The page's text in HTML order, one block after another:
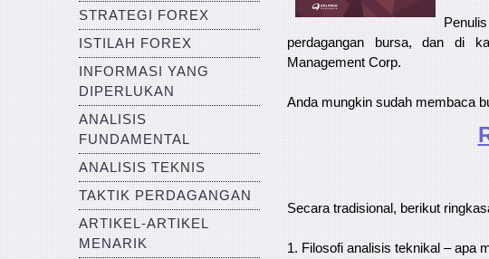
STRATEGI FOREX
ISTILAH FOREX
INFORMASI YANG
DIPERLUKAN
ANALISIS
FUNDAMENTAL
ANALISIS TEKNIS
TAKTIK PERDAGANGAN
ARTIKEL-ARTIKEL
MENARIK
perdagangan bursa, dan di
Management Corp.
Anda mungkin sudah membaca
Secara tradisional, berikut
1. Filosofi analisis teknikal – apa